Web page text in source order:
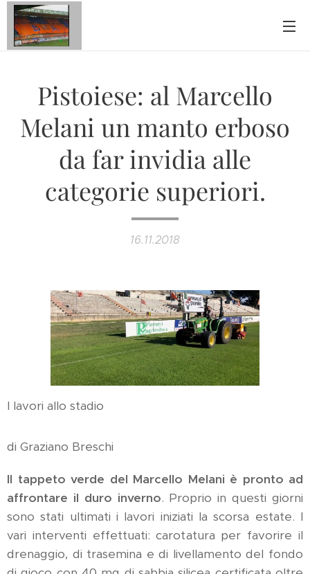
Pistoiese: al Marcello
Melani un manto erboso
da far invidia alle
categorie superiori.
16.11.2018
I lavori allo stadio
di Graziano Breschi
Il tappeto verde del Marcello Melani è pronto ad
affrontare il duro inverno. Proprio in questi giorni
sono stati ultimati i lavori iniziati la scorsa estate. I
vari interventi effettuati: carotatura per favorire il
drenaggio, di trasemina e di livellamento del fondo